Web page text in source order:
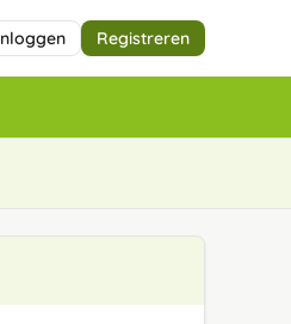
Registreren